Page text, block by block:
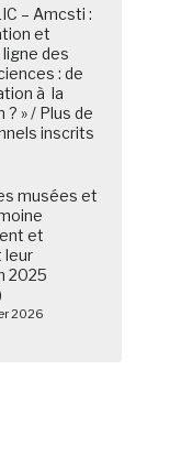
– Amcsti :
et
des
: de
à la
» / Plus de
inscrits
musées et
et
leur
2025
2026